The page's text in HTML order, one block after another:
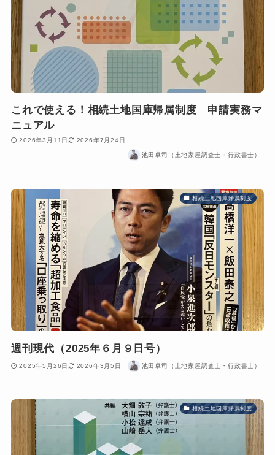
これで使える！相続土地国庫帰属制度 申請実務マ
ニュアル
2026年3月11日 2026年7月24日
池田卓司（土地家屋調査士・行政書士）
相続土地国庫帰属制度
週刊現代（2025年６月９日号）
2025年5月26日 2026年3月5日 池田卓司（土地家屋調査士・行政書士）
相続土地国庫帰属制度